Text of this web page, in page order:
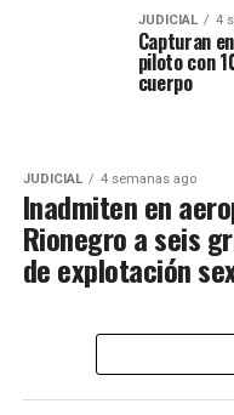
JUDICIAL 4
Capturan
piloto con
cuerpo
JUDICIAL 4 semanas ago
Inadmiten en
Rionegro a seis
de explotación